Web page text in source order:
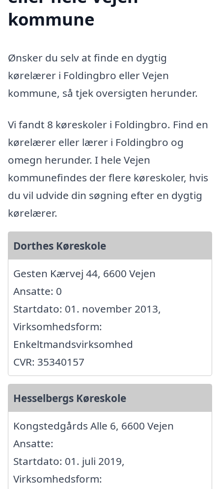
kommune
Ønsker du selv at finde en dygtig
kørelærer i Foldingbro eller Vejen
kommune, så tjek oversigten herunder.
Vi fandt 8 køreskoler i Foldingbro. Find en
kørelærer eller lærer i Foldingbro og
omegn herunder. I hele Vejen
kommunefindes der flere køreskoler, hvis
du vil udvide din søgning efter en dygtig
kørelærer.
Dorthes Køreskole
Gesten Kærvej 44, 6600 Vejen
Ansatte: 0
Startdato: 01. november 2013,
Virksomhedsform:
Enkeltmandsvirksomhed
CVR: 35340157
Hesselbergs Køreskole
Kongstedgårds Alle 6, 6600 Vejen
Ansatte:
Startdato: 01. juli 2019,
Virksomhedsform: